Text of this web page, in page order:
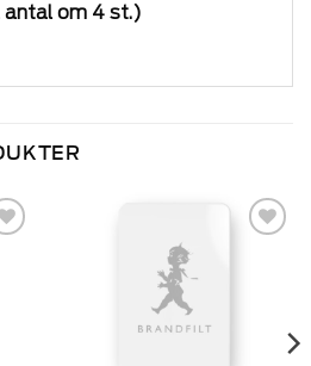
antal om 4 st.)